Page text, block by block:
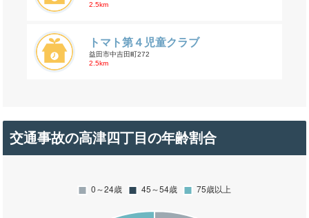
2.5km
トマト第４児童クラブ
益田市中吉田町272
2.5km
交通事故の高津四丁目の年齢割合